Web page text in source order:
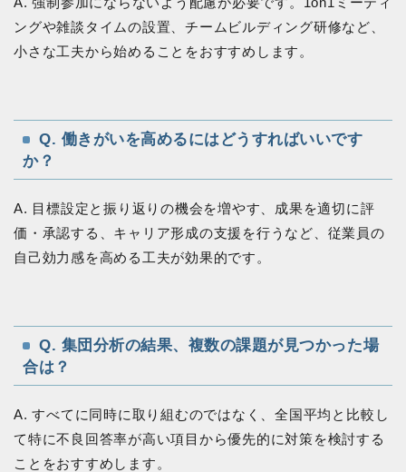
ングや雑談タイムの設置、チームビルディング研修など、
小さな工夫から始めることをおすすめします。
Q. 働きがいを高めるにはどうすればいいです
か？
A. 目標設定と振り返りの機会を増やす、成果を適切に評
価・承認する、キャリア形成の支援を行うなど、従業員の
自己効力感を高める工夫が効果的です。
Q. 集団分析の結果、複数の課題が見つかった場
合は？
A. すべてに同時に取り組むのではなく、全国平均と比較し
て特に不良回答率が高い項目から優先的に対策を検討する
ことをおすすめします。